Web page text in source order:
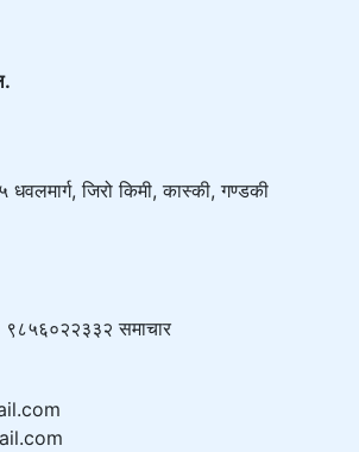
धवलमार्ग, जिरो किमी, कास्की, गण्डकी
९८५६०२२३३२ समाचार